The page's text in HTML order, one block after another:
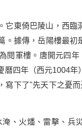
東倚巴陵山，西臨
據傳，岳陽樓最初
閱軍樓。唐開元四
四年（西元1004
下了"先天下之憂
、火燔、雷擊、兵